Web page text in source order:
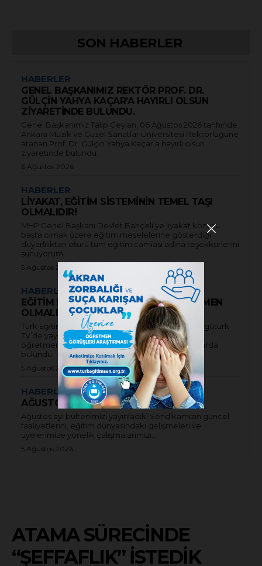
SON HABERLER
HABERLER
GENEL BAŞKANIMIZ REKTÖR PROF. DR.
GÜLÇİN YAHYA KAÇAR’A HAYIRLI OLSUN
ZİYARETİNDE BULUNDU.
Genel Başkanımız Talip Geylan, 06 Ağustos 2026 tarihinde
Ankara Müzik ve Güzel Sanatlar Üniversitesi Rektörlüğüne
atanan Prof. Dr. Gülçin Yahya Kaçar’a hayırlı olsun
ziyaretinde bulundu.
6 Ağustos 2026
HABERLER
LİYAKAT, EĞİTİM SİSTEMİNİN TEMEL TAŞI
OLMALIDIR!
MHP Genel Başkanı Devlet Bahçeli’ye liyakat konusu
başta olmak üzere eğitim meselelerine gösterdiği
duyarlılıktan ötürü tüm eğitim camiası adına teşekkürlerini
sunuyorum.
5 Ağustos 2026
HABERLER
EĞİTİM FAKÜLTESİ MEZUNLARI ÖĞRETMEN
OLMALIDIR!
Türk Eğitim-Sen Genel Başkanı Talip Geylan, Bengütürk
TV’de yayınlanan Söz Hakkı programına katılarak
öğretmen atamaları hakkında önemli açıklamalarda
bulundu.
5 Ağustos 2026
HABERLER
AĞUSTOS AYI E-BÜLTENİ YAYINDA
Ağustos ayı bültenimizi yayınladık! Sendikamızın güncel
faaliyetlerini, eğitim dünyasındaki gelişmeleri ve
üyelerimize yönelik çalışmalarımızı...
5 Ağustos 2026